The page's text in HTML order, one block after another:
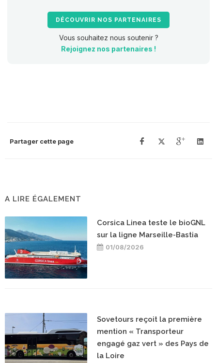
DÉCOUVRIR NOS PARTENAIRES
Vous souhaitez nous soutenir ?
Rejoignez nos partenaires !
Partager cette page
A LIRE ÉGALEMENT
Corsica Linea teste le bioGNL
sur la ligne Marseille-Bastia
01/08/2026
Sovetours reçoit la première
mention « Transporteur
engagé gaz vert » des Pays de
la Loire